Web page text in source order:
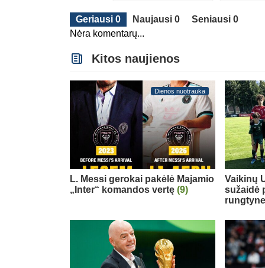
Geriausi 0 Naujausi 0
Seniausi 0
Nėra komentarų...
Kitos naujienos
Dienos nuotrauka
L. Messi gerokai pakėlė Majamio
„Inter“ komandos vertę (9)
Vaikinų
sužaidė